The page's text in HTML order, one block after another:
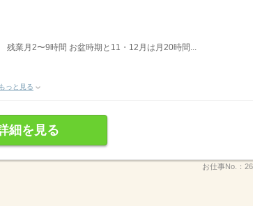
残業月2〜9時間 お盆時期と11・12月は月20時間...
もっと見る
細を見る
お仕事No.：